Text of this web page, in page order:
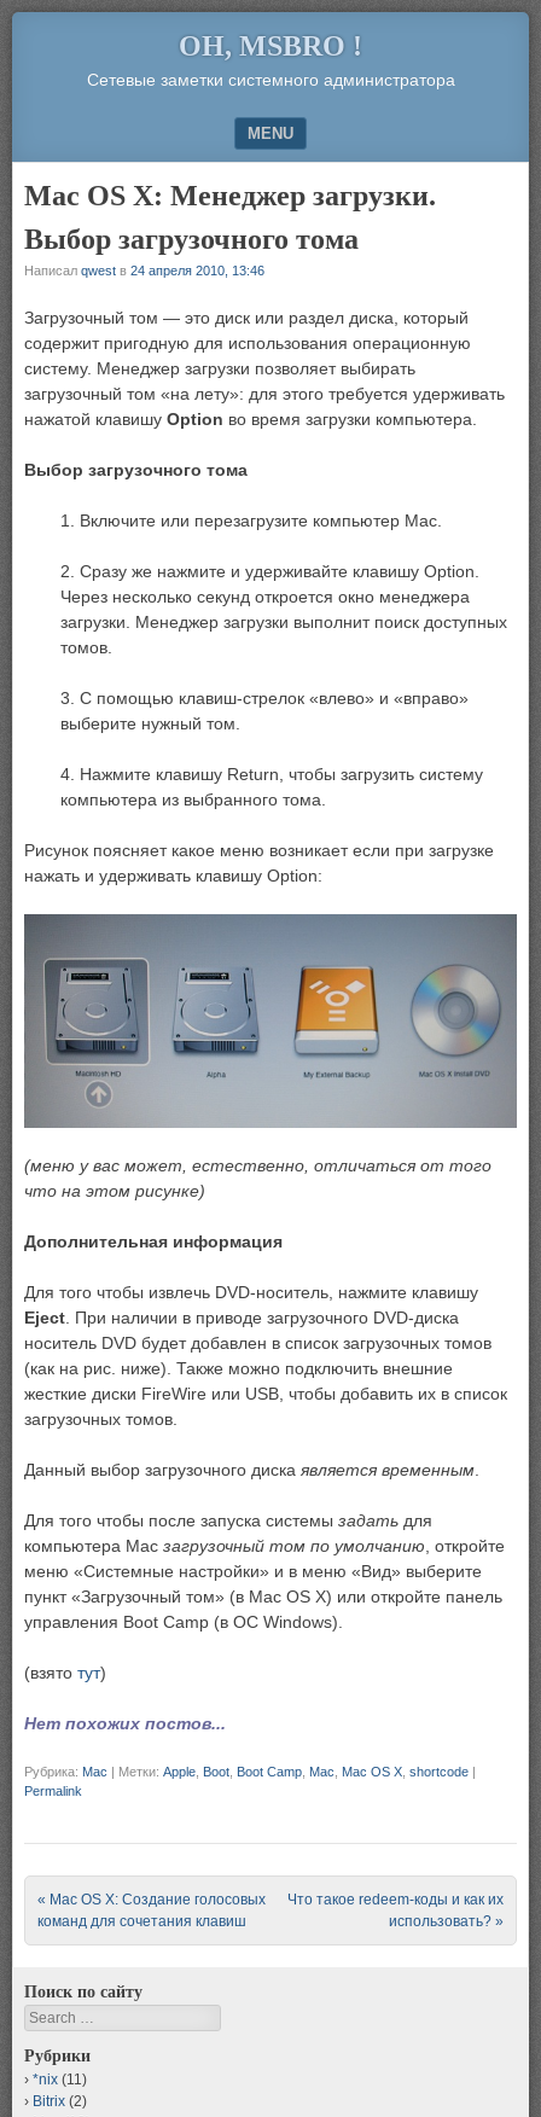
OH, MSBRO !
Сетевые заметки системного администратора
MENU
Mac OS X: Менеджер загрузки.
Выбор загрузочного тома
Написал qwest в 24 апреля 2010, 13:46
Загрузочный том — это диск или раздел диска, который
содержит пригодную для использования операционную
систему. Менеджер загрузки позволяет выбирать
загрузочный том «на лету»: для этого требуется удерживать
нажатой клавишу Option во время загрузки компьютера.
Выбор загрузочного тома
1. Включите или перезагрузите компьютер Mac.
2. Сразу же нажмите и удерживайте клавишу Option.
Через несколько секунд откроется окно менеджера
загрузки. Менеджер загрузки выполнит поиск доступных
томов.
3. С помощью клавиш-стрелок «влево» и «вправо»
выберите нужный том.
4. Нажмите клавишу Return, чтобы загрузить систему
компьютера из выбранного тома.
Рисунок поясняет какое меню возникает если при загрузке
нажать и удерживать клавишу Option:
(меню у вас может, естественно, отличаться от того
что на этом рисунке)
Дополнительная информация
Для того чтобы извлечь DVD-носитель, нажмите клавишу
Eject. При наличии в приводе загрузочного DVD-диска
носитель DVD будет добавлен в список загрузочных томов
(как на рис. ниже). Также можно подключить внешние
жесткие диски FireWire или USB, чтобы добавить их в список
загрузочных томов.
Данный выбор загрузочного диска является временным.
Для того чтобы после запуска системы задать для
компьютера Mac загрузочный том по умолчанию, откройте
меню «Системные настройки» и в меню «Вид» выберите
пункт «Загрузочный том» (в Mac OS X) или откройте панель
управления Boot Camp (в ОС Windows).
(взято тут)
Нет похожих постов...
Рубрика: Mac Метки: Apple Boot Boot Camp Mac Mac OS X shortcode
Permalink
Post navigation
« Mac OS X: Создание голосовых
команд для сочетания клавиш
Что такое redeem-коды и как их
использовать? »
Поиск по сайту
Search
Рубрики
*nix (11)
Bitrix (2)